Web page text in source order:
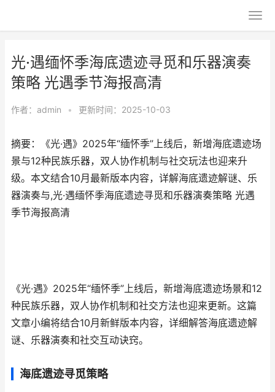
光·遇缅怀季海底遗迹寻觅和乐器演奏
策略 光遇季节海报高清
作者： admin • 更新时间：2025-10-03
摘要：《光·遇》2025年“缅怀季”上线后，新增海底遗迹场
景与12种民族乐器，双人协作机制与社交玩法也迎来升
级。本文结合10月最新版本内容，详解海底遗迹解谜、乐
器演奏与,光·遇缅怀季海底遗迹寻觅和乐器演奏策略 光遇
季节海报高清
《光·遇》2025年“缅怀季”上线后，新增海底遗迹场景和12
种民族乐器，双人协作机制和社交方法也迎来更新。这篇
文章小编将结合10月新鲜版本内容，详细解答海底遗迹解
谜、乐器演奏和社交互动诀窍。
海底遗迹寻觅策略